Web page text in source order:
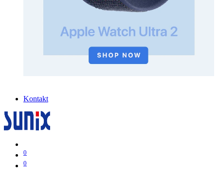
Kontakt
0
0